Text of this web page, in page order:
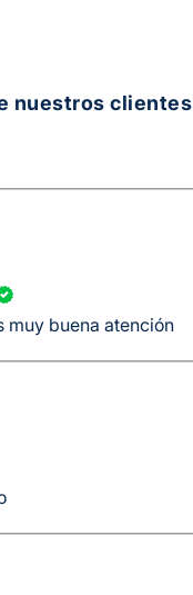
nuestros clientes
muy buena atención